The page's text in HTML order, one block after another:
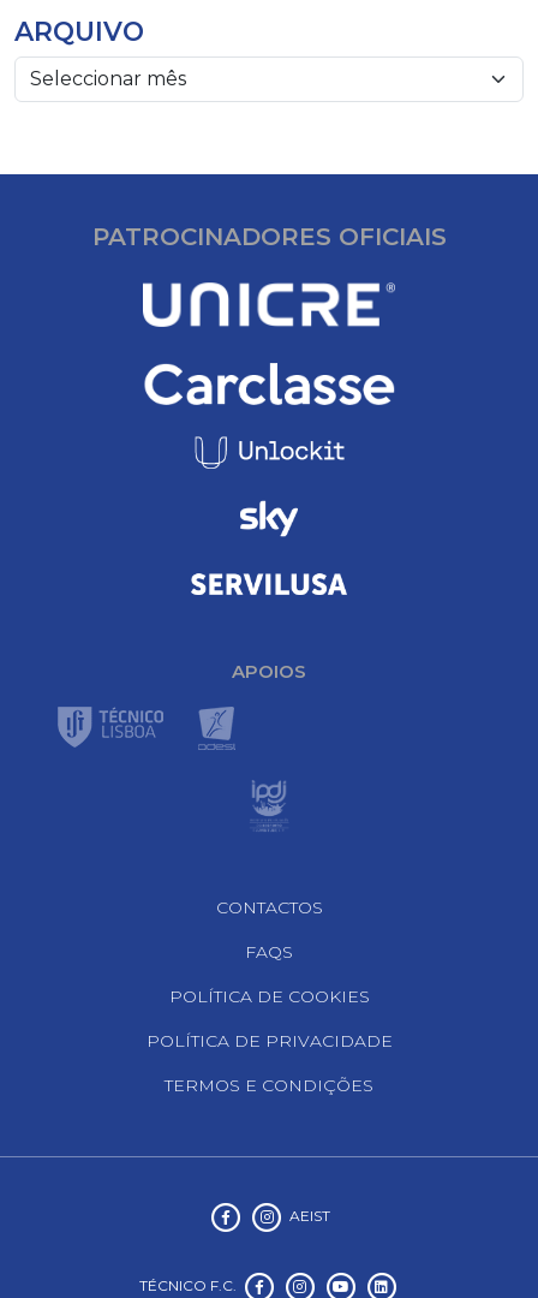
ARQUIVO
PATROCINADORES OFICIAIS
APOIOS
CONTACTOS
FAQS
POLÍTICA DE COOKIES
POLÍTICA DE PRIVACIDADE
TERMOS E CONDIÇÕES
AEIST
TÉCNICO F.C.